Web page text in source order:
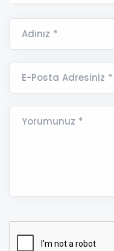
Adınız *
E-Posta Adresiniz *
Yorumunuz *